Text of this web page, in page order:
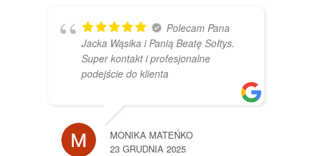
Polecam Pana
Jacka Wąsika i Panią Beatę Sołtys.
Super kontakt i profesjonalne
podejście do klienta
MONIKA MATEŃKO
23 GRUDNIA 2025